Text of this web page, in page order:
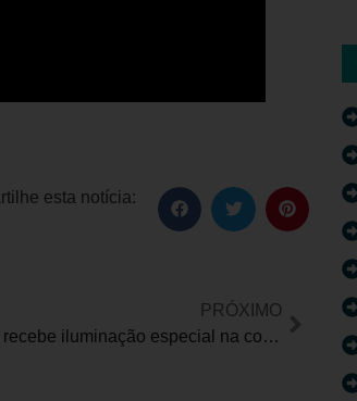
esta notícia:
PRÓXIMO
São Paulo recebe iluminação especial na cor vermelha em apoio ao Dia Mundial da Hemofilia